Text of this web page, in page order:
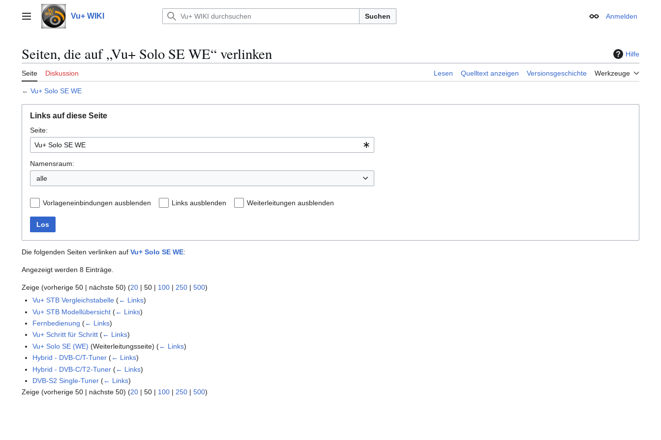
springenHauptmenü Vu+ WIKI Suchen Erscheinungsbild
Anmelden
Seiten, die auf „Vu+ Solo SE WE“ verlinken Hilfe
Seite Diskussion Lesen Quelltext anzeigen Versionsgeschichte Werkzeuge
← Vu+ Solo SE WE
Links auf diese Seite
Seite:
Namensraum:
alle
Vorlageneinbindungen ausblenden Links ausblenden Weiterleitungen ausblenden
Los
Die folgenden Seiten verlinken auf Vu+ Solo SE WE:
Angezeigt werden 8 Einträge.
Zeige (vorherige 50 | nächste 50) (20 | 50 | 100 | 250 | 500)
Vu+ STB Vergleichstabelle (← Links)
Vu+ STB Modellübersicht (← Links)
Fernbedienung (← Links)
Vu+ Schritt für Schritt (← Links)
Vu+ Solo SE (WE) (Weiterleitungsseite)(← Links)
Hybrid - DVB-C/T-Tuner (← Links)
Hybrid - DVB-C/T2-Tuner (← Links)
DVB-S2 Single-Tuner (← Links)
Zeige (vorherige 50 | nächste 50) (20 | 50 | 100 | 250 | 500)